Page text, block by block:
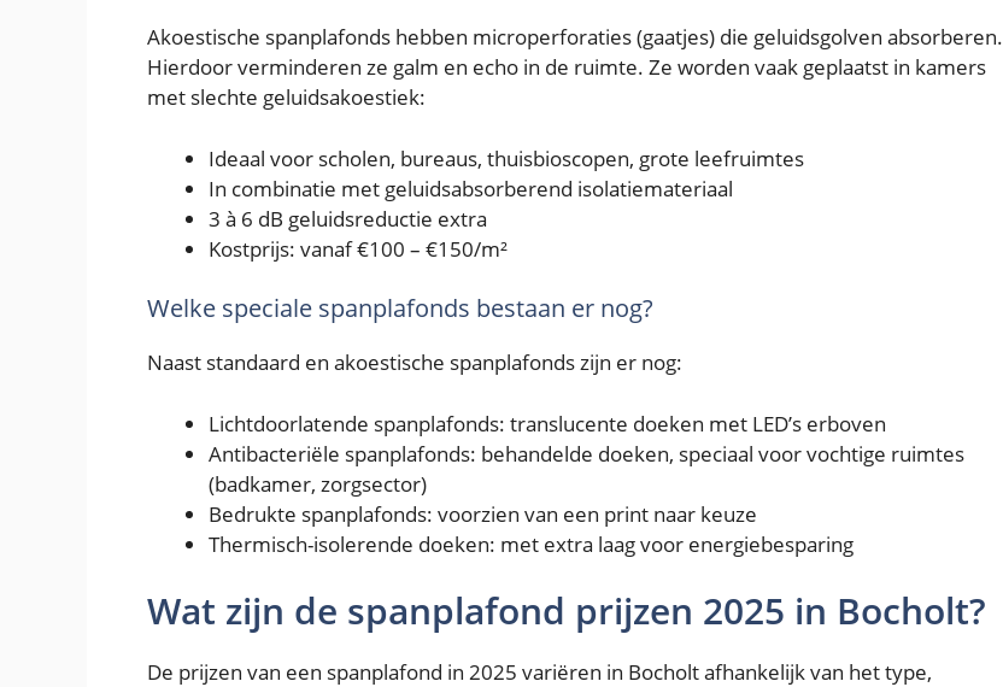
Akoestische spanplafonds hebben microperforaties (gaatjes) die geluidsgolven absorberen.
Hierdoor verminderen ze galm en echo in de ruimte. Ze worden vaak geplaatst in kamers
met slechte geluidsakoestiek:
Ideaal voor scholen, bureaus, thuisbioscopen, grote leefruimtes
In combinatie met geluidsabsorberend isolatiemateriaal
3 à 6 dB geluidsreductie extra
Kostprijs: vanaf €100 – €150/m²
Welke speciale spanplafonds bestaan er nog?
Naast standaard en akoestische spanplafonds zijn er nog:
Lichtdoorlatende spanplafonds: translucente doeken met LED’s erboven
Antibacteriële spanplafonds: behandelde doeken, speciaal voor vochtige ruimtes
(badkamer, zorgsector)
Bedrukte spanplafonds: voorzien van een print naar keuze
Thermisch-isolerende doeken: met extra laag voor energiebesparing
Wat zijn de spanplafond prijzen 2025 in Bocholt?
De prijzen van een spanplafond in 2025 variëren in Bocholt afhankelijk van het type,